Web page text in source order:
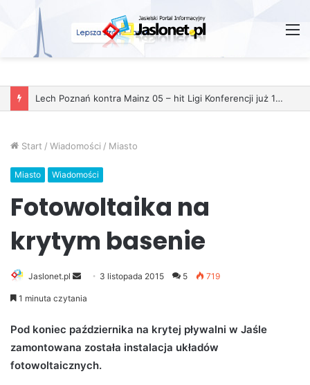
Start / Wiadomości / Miasto
Miasto Wiadomości
Fotowoltaika na
krytym basenie
Jaslonet.pl
e
d
a
3 listopada 2015 5 719
1 minuta czytania
Pod koniec października na krytej pływalni w Jaśle
zamontowana została instalacja układów
fotowoltaicznych.